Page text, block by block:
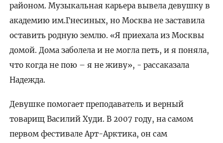
районом. Музыкальная карьера вывела девушку в
академию им.Гнесиных, но Москва не заставила
оставить родную землю. «Я приехала из Москвы
домой. Дома заболела и не могла петь, и я поняла,
что когда не пою – я не живу», - рассаказала
Надежда.
Девушке помогает преподаватель и верный
товарищ Василий Худи. В 2007 году, на самом
первом фестивале Арт-Арктика, он сам